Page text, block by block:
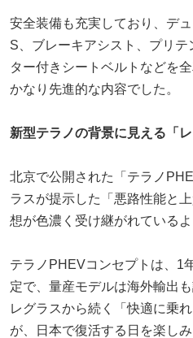
安全装備も充実しており、デ
S、ブレーキアシスト、プリ
ター付きシートベルトなどを
かなり先進的な内容でした。
新型テラノの背景に見える「
北京で公開された「テラノ
ラスが提示した「悪路性能と
想が色濃く受け継がれているよ
テラノPHEVコンセプトは、1
定で、量産モデルは海外輸出
レグラスから続く「快適に乗
が、日本で復活する日を楽し